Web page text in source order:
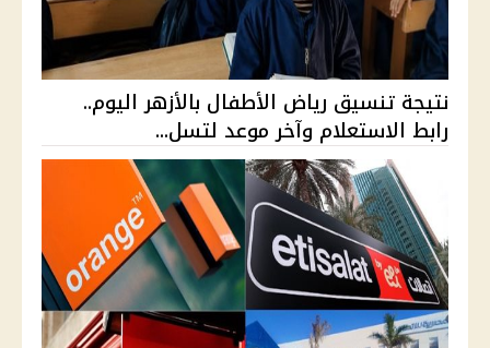
نتيجة تنسيق رياض الأطفال بالأزهر اليوم..
رابط الاستعلام وآخر موعد لتسل...